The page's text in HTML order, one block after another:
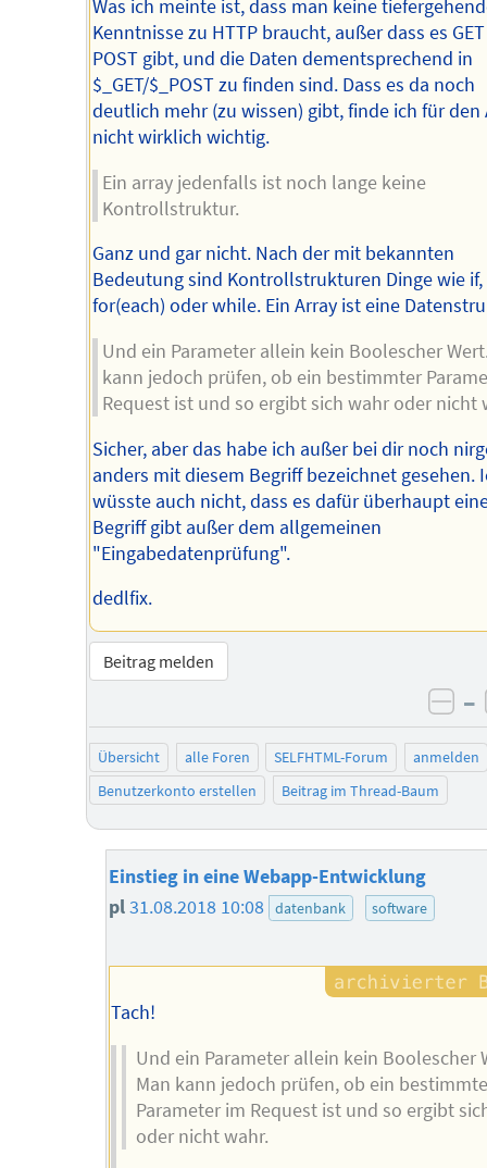
Was ich meinte ist, dass man keine
Kenntnisse zu HTTP braucht, außer dass es
POST gibt, und die Daten dementsprechend in
$_GET/$_POST zu finden sind. Dass es da noch
deutlich mehr (zu wissen) gibt, finde ich für den
nicht wirklich wichtig.
Ein array jedenfalls ist noch lange keine
Kontrollstruktur.
Ganz und gar nicht. Nach der mit bekannten
Bedeutung sind Kontrollstrukturen Dinge wie if,
for(each) oder while. Ein Array ist eine
Und ein Parameter allein kein Boolescher
kann jedoch prüfen, ob ein bestimmter
Request ist und so ergibt sich wahr oder nicht
Sicher, aber das habe ich außer bei dir noch
anders mit diesem Begriff bezeichnet gesehen.
wüsste auch nicht, dass es dafür überhaupt
Begriff gibt außer dem allgemeinen
"Eingabedatenprüfung".
dedlfix.
Beitrag melden
–
Übersicht alle Foren SELFHTML-Forum
anmelden
Benutzerkonto erstellen
Beitrag im Thread-Baum
Einstieg in eine Webapp-Entwicklung
pl31.08.2018 10:08 datenbank software
Tach!
Und ein Parameter allein kein Boolescher
Man kann jedoch prüfen, ob ein
Parameter im Request ist und so ergibt
oder nicht wahr.